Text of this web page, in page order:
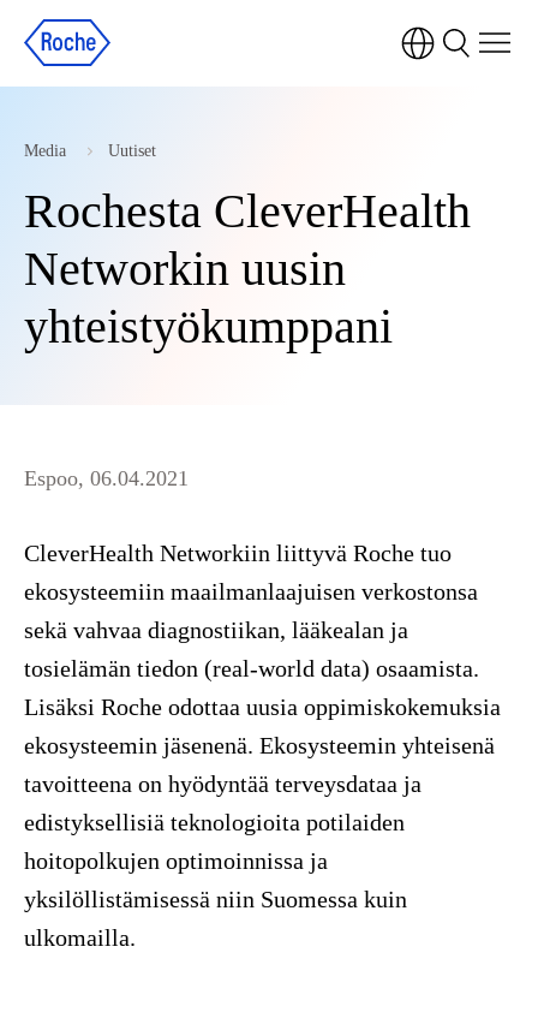
Media Uutiset
Rochesta CleverHealth
Networkin uusin
yhteistyökumppani
Espoo, 06.04.2021
CleverHealth Networkiin liittyvä Roche tuo
ekosysteemiin maailmanlaajuisen verkostonsa
sekä vahvaa diagnostiikan, lääkealan ja
tosielämän tiedon (real-world data) osaamista.
Lisäksi Roche odottaa uusia oppimiskokemuksia
ekosysteemin jäsenenä. Ekosysteemin yhteisenä
tavoitteena on hyödyntää terveysdataa ja
edistyksellisiä teknologioita potilaiden
hoitopolkujen optimoinnissa ja
yksilöllistämisessä niin Suomessa kuin
ulkomailla.